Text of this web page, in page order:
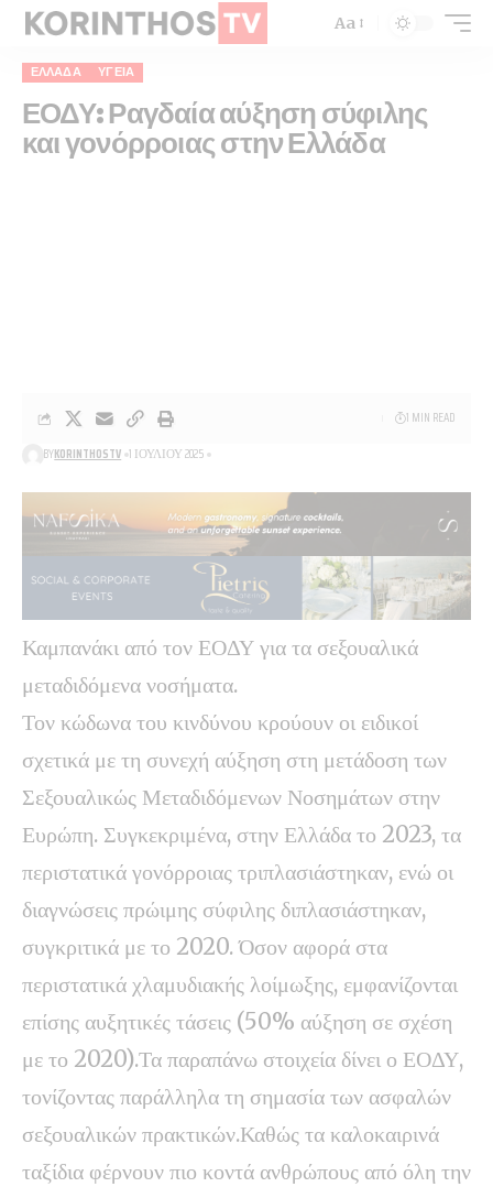
Aa
ΕΛΛΆΔΑ ΥΓΕΊΑ
ΕΟΔΥ: Ραγδαία αύξηση σύφιλης
και γονόρροιας στην Ελλάδα
BYKORINTHOSTV 1 ΙΟΥΛΊΟΥ 2025
1 MIN READ
Καμπανάκι από τον ΕΟΔΥ για τα σεξουαλικά
μεταδιδόμενα νοσήματα.
Τον κώδωνα του κινδύνου κρούουν οι ειδικοί
σχετικά με τη συνεχή αύξηση στη μετάδοση των
Σεξουαλικώς Μεταδιδόμενων Νοσημάτων στην
Ευρώπη. Συγκεκριμένα, στην Ελλάδα το 2023, τα
περιστατικά γονόρροιας τριπλασιάστηκαν, ενώ οι
διαγνώσεις πρώιμης σύφιλης διπλασιάστηκαν,
συγκριτικά με το 2020. Όσον αφορά στα
περιστατικά χλαμυδιακής λοίμωξης, εμφανίζονται
επίσης αυξητικές τάσεις (50% αύξηση σε σχέση
με το 2020).Τα παραπάνω στοιχεία δίνει ο ΕΟΔΥ,
τονίζοντας παράλληλα τη σημασία των ασφαλών
σεξουαλικών πρακτικών.Καθώς τα καλοκαιρινά
ταξίδια φέρνουν πιο κοντά ανθρώπους από όλη την